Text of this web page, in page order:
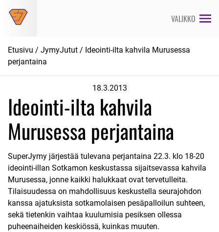
suoraan
VALIKKO
Etusivu / JymyJutut / Ideointi-ilta kahvila Murusessa
perjantaina
18.3.2013
Ideointi-ilta kahvila
Murusessa perjantaina
SuperJymy järjestää tulevana perjantaina 22.3. klo 18-20
ideointi-illan Sotkamon keskustassa sijaitsevassa kahvila
Murusessa, jonne kaikki halukkaat ovat tervetulleita.
Tilaisuudessa on mahdollisuus keskustella seurajohdon
kanssa ajatuksista sotkamolaisen pesäpalloilun suhteen,
sekä tietenkin vaihtaa kuulumisia pesiksen ollessa
puheenaiheiden keskiössä, kuinkas muuten.